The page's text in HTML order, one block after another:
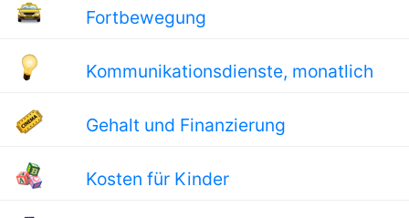
Fortbewegung
Kommunikationsdienste, monatlich
Gehalt und Finanzierung
Kosten für Kinder